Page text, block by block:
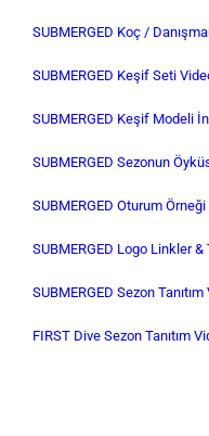
SUBMERGED Koç /
SUBMERGED Keşif Seti
SUBMERGED Keşif Modeli
SUBMERGED Sezonun
SUBMERGED Oturum Örneği
SUBMERGED Logo Linkler
SUBMERGED Sezon
FIRST Dive Sezon Tanıtım